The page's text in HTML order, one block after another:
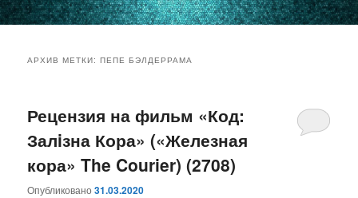
основному
содержимому
дополнительному
содержимому
АРХИВ МЕТКИ:ПЕПЕ БЭЛДЕРРАМА
Рецензия на фильм «Код:
Залiзна Кора» («Железная
кора» The Courier) (2708)
Опубликовано31.03.2020